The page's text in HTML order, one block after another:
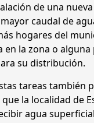
de una
caudal de
hogares del
en la zona o
su distribución.
tareas
la localidad de
agua